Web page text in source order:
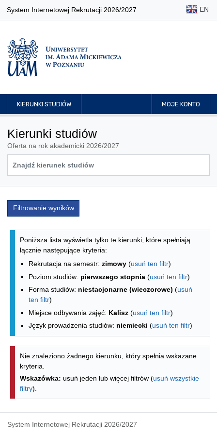
System Internetowej Rekrutacji 2026/2027 EN
KIERUNKI STUDIÓW MOJE KONTO
Kierunki studiów
Oferta na rok akademicki 2026/2027
Filtrowanie wyników
Lista kierunków - spis według
Poniższa lista wyświetla tylko te kierunki, które spełniają
łącznie następujące kryteria:
Rekrutacja na semestr: zimowy (usuń ten filtr)
Poziom studiów: pierwszego stopnia (usuń ten filtr)
Forma studiów: niestacjonarne (wieczorowe) (usuń
ten filtr)
Miejsce odbywania zajęć: Kalisz (usuń ten filtr)
Język prowadzenia studiów: niemiecki (usuń ten filtr)
Nie znaleziono żadnego kierunku, który spełnia wskazane
kryteria.
Wskazówka: usuń jeden lub więcej filtrów (usuń wszystkie
filtry).
System Internetowej Rekrutacji 2026/2027